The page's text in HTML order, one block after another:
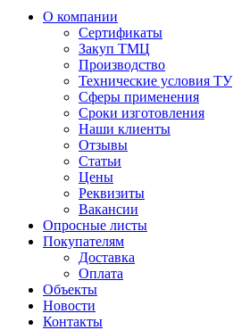
О компании
Сертификаты
Закуп ТМЦ
Производство
Технические условия ТУ
Сферы применения
Сроки изготовления
Наши клиенты
Отзывы
Статьи
Цены
Реквизиты
Вакансии
Опросные листы
Покупателям
Доставка
Оплата
Объекты
Новости
Контакты